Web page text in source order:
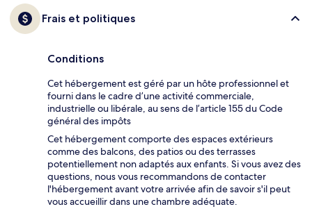
Frais et politiques
Conditions
Cet hébergement est géré par un hôte professionnel et
fourni dans le cadre d’une activité commerciale,
industrielle ou libérale, au sens de l’article 155 du Code
général des impôts
Cet hébergement comporte des espaces extérieurs
comme des balcons, des patios ou des terrasses
potentiellement non adaptés aux enfants. Si vous avez des
questions, nous vous recommandons de contacter
l'hébergement avant votre arrivée afin de savoir s'il peut
vous accueillir dans une chambre adéquate.